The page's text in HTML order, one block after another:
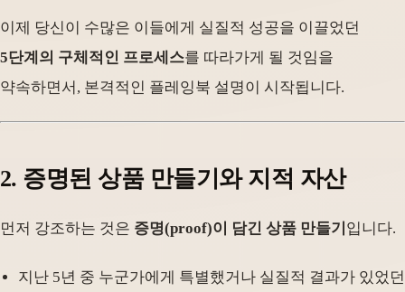
이제 당신이 수많은 이들에게 실질적 성공을 이끌었던
5단계의 구체적인 프로세스를 따라가게 될 것임을
약속하면서, 본격적인 플레잉북 설명이 시작됩니다.
2. 증명된 상품 만들기와 지적 자산
먼저 강조하는 것은 증명(proof)이 담긴 상품 만들기 입니다.
지난 5년 중 누군가에게 특별했거나 실질적 결과가 있었던